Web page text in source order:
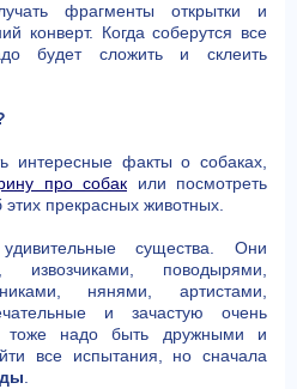
фрагменты открытки и
конверт. Когда соберутся все
будет сложить и склеить
интересные факты о собаках,
про собак или посмотреть
прекрасных животных.
существа. Они
извозчиками, поводырями,
нянями, артистами,
и зачастую очень
тоже надо быть дружными и
все испытания, но сначала
.